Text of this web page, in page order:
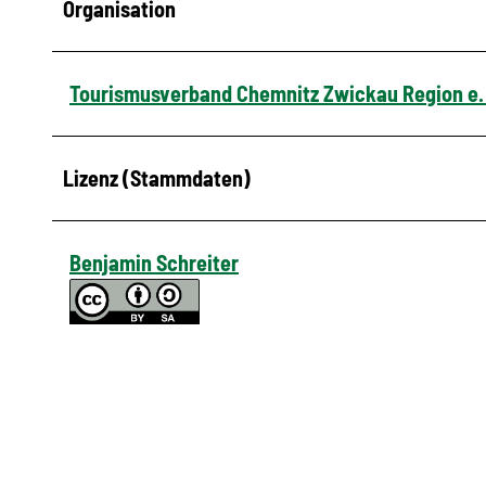
Organisation
Tourismusverband Chemnitz Zwickau Region
Lizenz (Stammdaten)
Benjamin Schreiter